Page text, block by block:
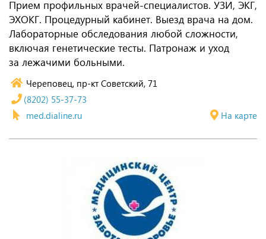
Прием профильных врачей-специалистов. УЗИ, ЭКГ,
ЭХОКГ. Процедурный кабинет. Выезд врача на дом.
Лабораторные обследования любой сложности,
включая генетические тесты. Патронаж и уход
за лежачими больными.
Череповец, пр-кт Советский, 71
На карте
(8202) 55-37-73
med.dialine.ru